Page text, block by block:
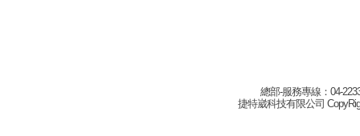
總部-服務專線：04-
捷特崴科技有限公司